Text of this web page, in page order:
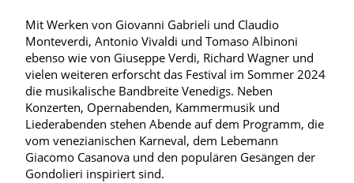
Mit Werken von Giovanni Gabrieli und Claudio
Monteverdi, Antonio Vivaldi und Tomaso Albinoni
ebenso wie von Giuseppe Verdi, Richard Wagner und
vielen weiteren erforscht das Festival im Sommer 2024
die musikalische Bandbreite Venedigs. Neben
Konzerten, Opernabenden, Kammermusik und
Liederabenden stehen Abende auf dem Programm, die
vom venezianischen Karneval, dem Lebemann
Giacomo Casanova und den populären Gesängen der
Gondolieri inspiriert sind.